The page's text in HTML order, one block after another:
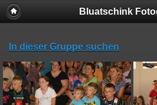
Bluatschink
In dieser Gruppe suchen